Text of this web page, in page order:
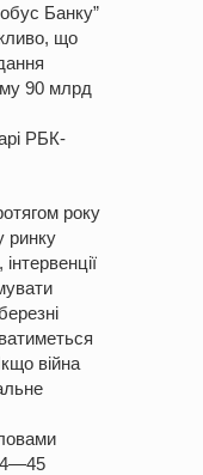
Банку”
що
90 млрд
РБК-
року
ринку
війна